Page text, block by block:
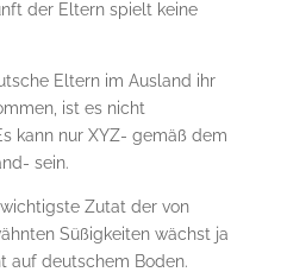
der Eltern spielt keine
Eltern im Ausland ihr
ist es nicht
kann nur XYZ- gemäß dem
sein.
Zutat der von
Süßigkeiten wächst ja
auf deutschem Boden.